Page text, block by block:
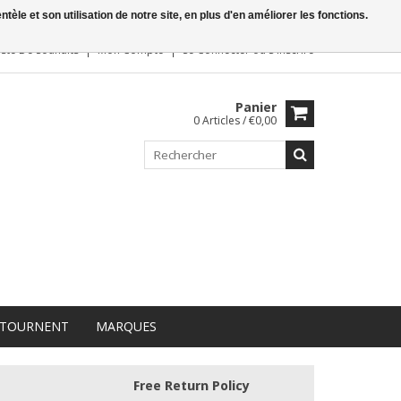
De Souhaits Mon Compte Se ConnecterouS'inscrire
Panier
0 Articles / €0,00
MARQUES
Free Return Policy
et son utilisation de notre site, en plus d'en améliorer les fonctions.